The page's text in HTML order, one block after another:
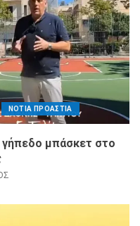
ΝΟΤΙΑ ΠΡΟΑΣΤΙΑ
μπάσκετ στο